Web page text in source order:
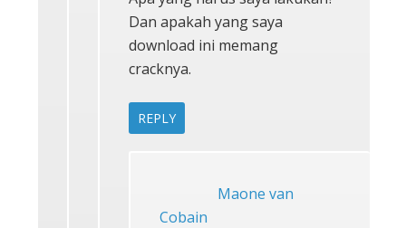
Dan apakah yang saya
download ini memang
cracknya.
REPLY
Maone van
Cobain